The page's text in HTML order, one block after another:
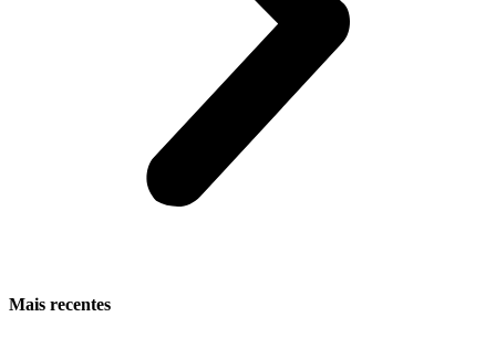
Mais recentes